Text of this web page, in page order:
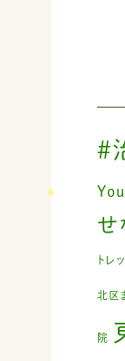
#
せ
トレ
北区
院